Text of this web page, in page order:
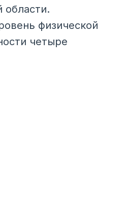
области.
физической
четыре